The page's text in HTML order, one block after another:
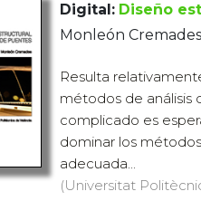
Digital: Diseño
Monleón
Resulta
métodos de análisis
complicado es
dominar los
adecuada...
(Universitat